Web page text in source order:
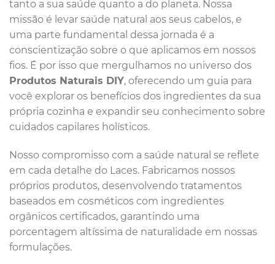
tanto a sua saúde quanto a do planeta. Nossa
missão é levar saúde natural aos seus cabelos, e
uma parte fundamental dessa jornada é a
conscientização sobre o que aplicamos em nossos
fios. É por isso que mergulhamos no universo dos
Produtos Naturais DIY, oferecendo um guia para
você explorar os benefícios dos ingredientes da sua
própria cozinha e expandir seu conhecimento sobre
cuidados capilares holísticos.
Nosso compromisso com a saúde natural se reflete
em cada detalhe do Laces. Fabricamos nossos
próprios produtos, desenvolvendo tratamentos
baseados em cosméticos com ingredientes
orgânicos certificados, garantindo uma
porcentagem altíssima de naturalidade em nossas
formulações.